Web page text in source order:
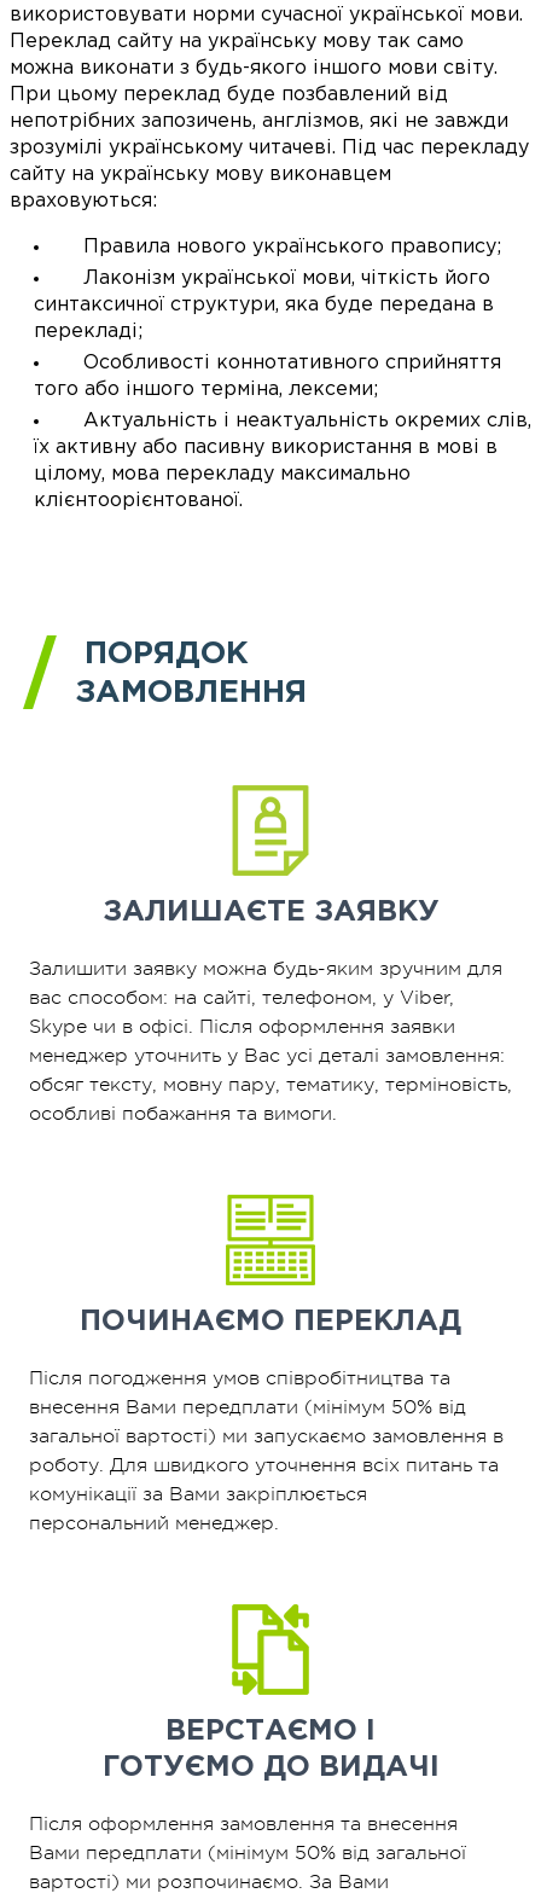
використовувати норми сучасної української мови.
Переклад сайту на українську мову так само
можна виконати з будь-якого іншого мови світу.
При цьому переклад буде позбавлений від
непотрібних запозичень, англізмов, які не завжди
зрозумілі українському читачеві. Під час перекладу
сайту на українську мову виконавцем
враховуються:
Правила нового українського правопису;
Лаконізм української мови, чіткість його
синтаксичної структури, яка буде передана в
перекладі;
Особливості коннотативного сприйняття
того або іншого терміна, лексеми;
Актуальність і неактуальність окремих слів,
їх активну або пасивну використання в мові в
цілому, мова перекладу максимально
клієнтоорієнтованої.
ПОРЯДОК
ЗАМОВЛЕННЯ
ЗАЛИШАЄТЕ ЗАЯВКУ
Залишити заявку можна будь-яким зручним для
вас способом: на сайті, телефоном, у Viber,
Skype чи в офісі. Після оформлення заявки
менеджер уточнить у Вас усі деталі замовлення:
обсяг тексту, мовну пару, тематику, терміновість,
особливі побажання та вимоги.
ПОЧИНАЄМО ПЕРЕКЛАД
Після погодження умов співробітництва та
внесення Вами передплати (мінімум 50% від
загальної вартості) ми запускаємо замовлення в
роботу. Для швидкого уточнення всіх питань та
комунікації за Вами закріплюється
персональний менеджер.
ВЕРСТАЄМО І
ГОТУЄМО ДО ВИДАЧІ
Після оформлення замовлення та внесення
Вами передплати (мінімум 50% від загальної
вартості) ми розпочинаємо. За Вами